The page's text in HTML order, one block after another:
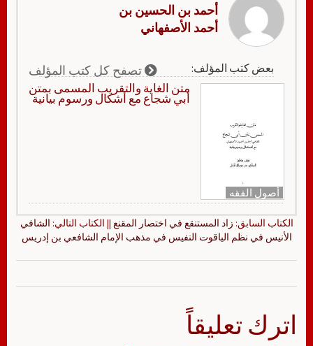
أحمد بن الحسين بن
أحمد الأصفهاني
بعض كتب المؤلف: تصفح كل كتب المؤلف
أصول الفقه
متن الغاية والتقريب المسمى بمتن
أبي شجاع مع أشكال ورسوم بيانية
الكتاب السابق: زاد المستنقع في اختصار المقنع || الكتاب التالي: الشافي
الأنيس في نظم الياقوت النفيس في مذهب الإمام الشافعي بن إدريس
اترك تعليقاً